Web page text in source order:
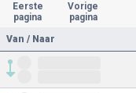
Eerste
pagina
Vorige
pagina
Van / Naar